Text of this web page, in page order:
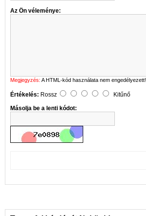
Az Ön véleménye:
Megjegyzés: A HTML-kód használata nem engedélyezett!
Értékelés: Rossz
Kitűnő
Másolja be a lenti kódot: